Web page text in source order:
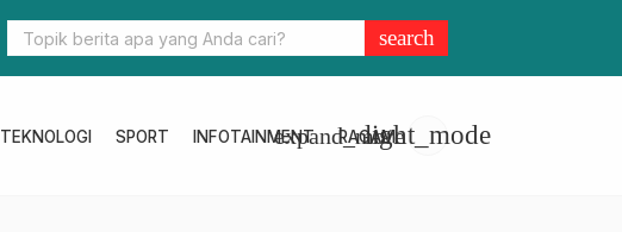
Bapperida Sulbar Ambil Peran Strategis Hadapi Penurunan Fiskal, Pastikan
Pembangunan 2026 Tetap Terarah dan Efisien
search
TEKNOLOGI SPORT INFOTAINMENT RAGAM
expand_morelight_mode